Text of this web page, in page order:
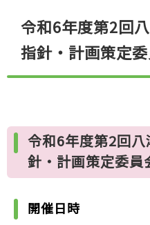
令和6年度第2回
指針・計画策定
令和6年度第2回
針・計画策定委
開催日時